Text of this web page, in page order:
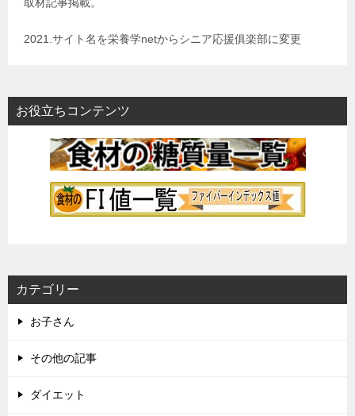
2021.サイト名を栄養学netからシニア応援俱楽部に変更
お役立ちコンテンツ
カテゴリー
お子さん
その他の記事
ダイエット